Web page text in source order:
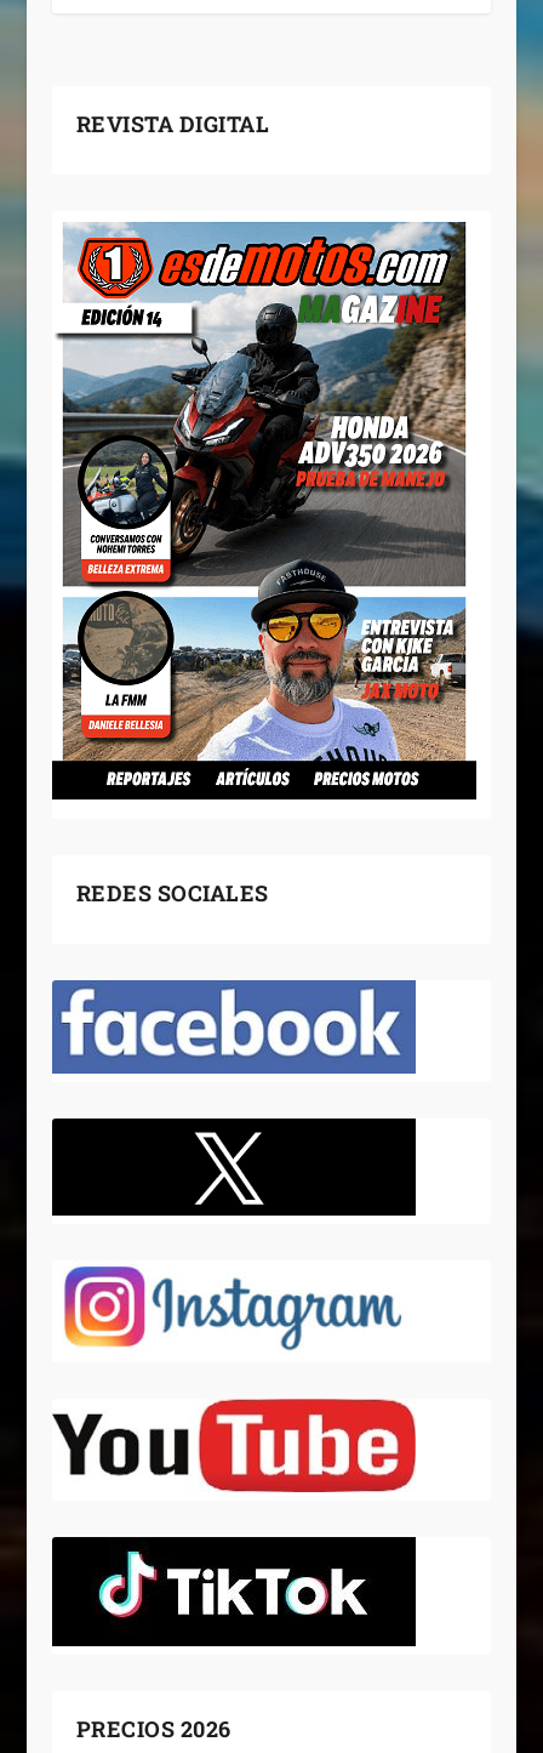
REVISTA DIGITAL
REDES SOCIALES
PRECIOS 2026